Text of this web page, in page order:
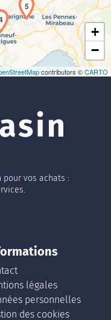
5
+
−
contributors ©CARTO
pour vos achats :
légales
personnelles
des cookies